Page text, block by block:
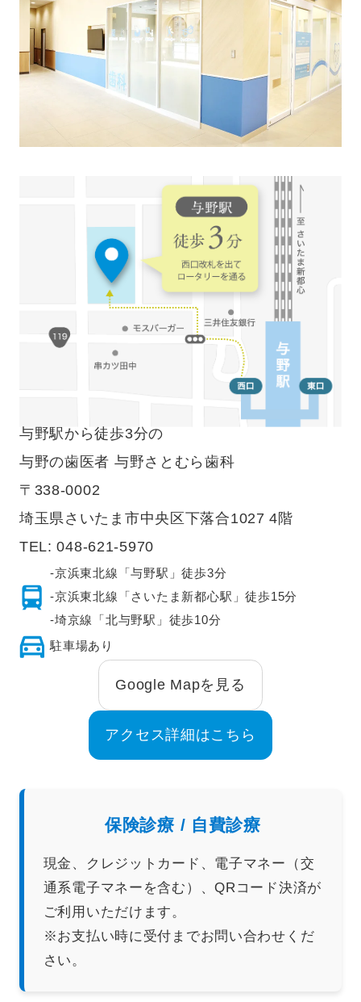
与野駅から徒歩3分の
与野の歯医者 与野さとむら歯科
〒338-0002
埼玉県さいたま市中央区下落合1027 4階
TEL:048-621-5970
-京浜東北線「与野駅」徒歩3分
-京浜東北線「さいたま新都心駅」徒歩15分
-埼京線「北与野駅」徒歩10分
駐車場あり
Google Mapを見る
アクセス詳細はこちら
保険診療 / 自費診療
現金、クレジットカード、電子マネー（交
通系電子マネーを含む）、QRコード決済が
ご利用いただけます。
※お支払い時に受付までお問い合わせくだ
さい。